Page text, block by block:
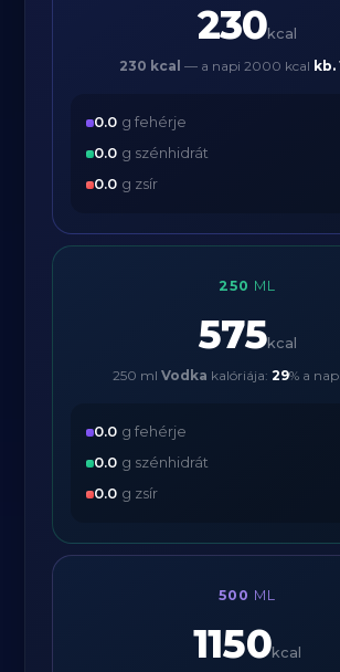
230kcal
230 kcal — a napi 2000 kcal kb.
0.0 g fehérje
0.0 g szénhidrát
0.0 g zsír
250 ML
575kcal
250 ml Vodka kalóriája: 29% a
0.0 g fehérje
0.0 g szénhidrát
0.0 g zsír
500 ML
1150kcal